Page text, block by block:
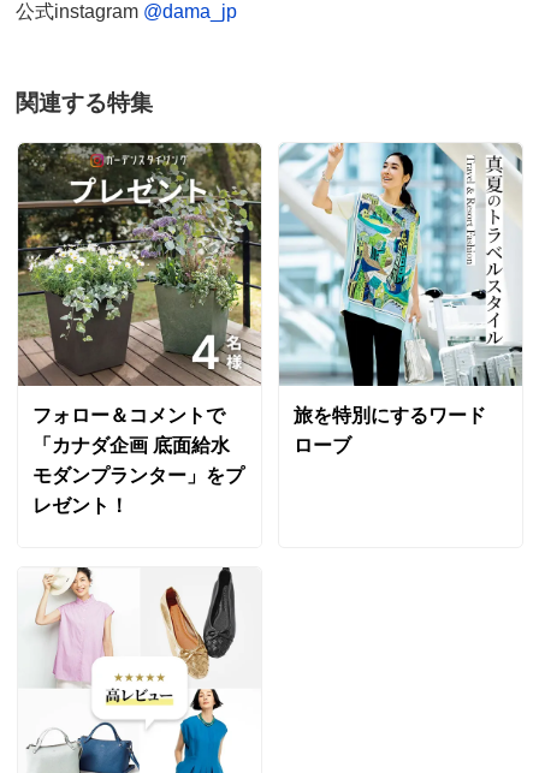
公式instagram @dama_jp
関連する特集
フォロー＆コメントで
「カナダ企画 底面給水
モダンプランター」をプ
レゼント！
旅を特別にするワード
ローブ